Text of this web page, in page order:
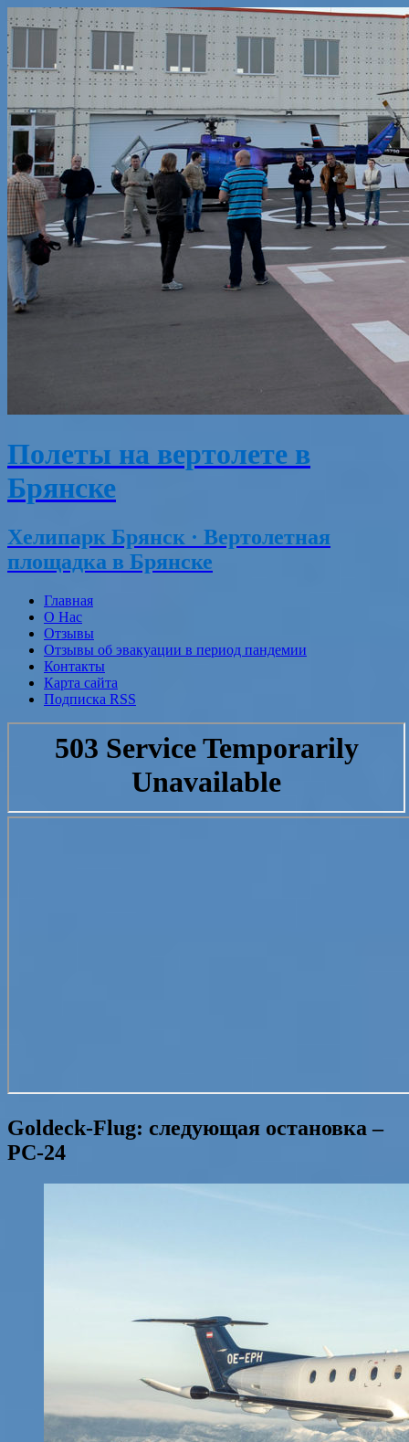
Полеты на вертолете в
Брянске
Хелипарк Брянск · Вертолетная
площадка в Брянске
Главная
О Нас
Отзывы
Отзывы об эвакуации в период пандемии
Контакты
Карта сайта
Подписка RSS
Goldeck-Flug: следующая остановка –
РС-24
Узнать больше. Хорошо, спасибо